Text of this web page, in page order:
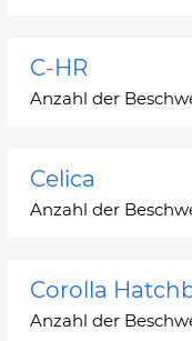
C-HR
Anzahl der
Celica
Anzahl der
Corolla
Anzahl der